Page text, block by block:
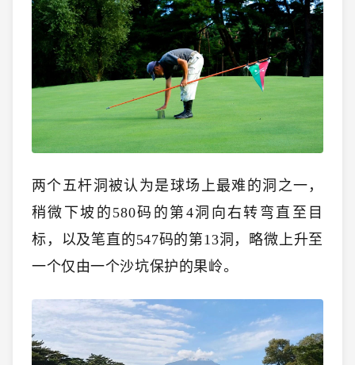
两个五杆洞被认为是球场上最难的洞之一，
稍微下坡的580码的第4洞向右转弯直至目
标，以及笔直的547码的第13洞，略微上升至
一个仅由一个沙坑保护的果岭。